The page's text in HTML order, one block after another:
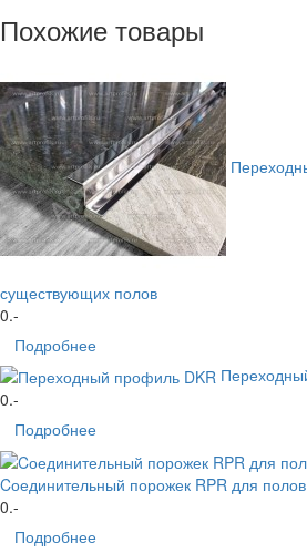
Похожие товары
существующих полов
0.-
Подробнее
0.-
Подробнее
Cоединительный порожек RPR для
0.-
Подробнее